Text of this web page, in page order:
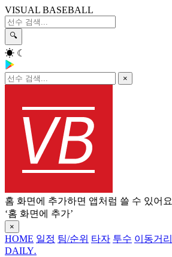
VISUAL BASEBALL
🔍
☀ ☾
×
홈 화면에 추가하면 앱처럼 쓸 수 있어요
‘홈 화면에 추가’
×
HOME 일정 팀/순위 타자 투수 이동거리
DAILY.